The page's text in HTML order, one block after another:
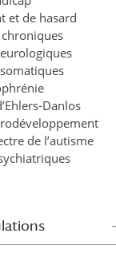
et de hasard
Danlos
de l’autisme